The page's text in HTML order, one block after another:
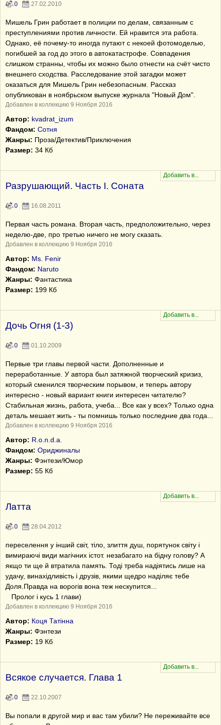
0 27.02.2010
Мишель Грин работает в полиции по делам, связанным с
преступлениями против личности. Ей нравится эта работа.
Однако, её почему-то иногда путают с некоей фотомоделью,
погибшей за год до этого в автокатастрофе. Совпадения
слишком странны, чтобы их можно было отнести на счёт чисто
внешнего сходства. Расследование этой загадки может
оказаться для Мишель Грин небезопасным. Рассказ
опубликован в ноябрьском выпуске журнала "Новый Дом".
Добавлен в коллекцию 9 Ноября 2016
Автор: kvadrat_izum
Фандом: Сотня
Жанры: Проза/Детектив/Приключения
Размер: 34 Кб
Разрушающий. Часть I. Соната
0 16.08.2011
Первая часть романа. Вторая часть, предположительно, через
неделю-две, про третью ничего не могу сказать.
Добавлен в коллекцию 9 Ноября 2016
Автор: Ms. Fenir
Фандом: Naruto
Жанры: Фантастика
Размер: 199 Кб
Дочь Огня (1-3)
0 01.10.2009
Первые три главы первой части. Дополненные и
переработанные. У автора был затяжной творческий кризиз,
который сменился творческим порывом, и теперь автору
интересно - новый вариант книги интересен читателю?
Стабильная жизнь, работа, учеба... Все как у всех? Только одна
деталь мешает жить - ты помнишь только последние два года...
Добавлен в коллекцию 9 Ноября 2016
Автор: R.o.n.d.a.
Фандом: Ориджиналы
Жанры: Фэнтези/Юмор
Размер: 55 Кб
Латта
0 28.04.2012
переселення у iнший свiт, тiло, злиття душ, порятунок свiту i
вимираючi види магiчних iстот. незабагато на бiдну голову? А
якщо ти ще й втратила память. Тодi треба надiятись лише на
удачу, винахiдливiсть i друзiв, якими щедро надiляє тебе
Доля.Правда на ворогiв вона теж нескупится...
Пролог i кусь 1 глави)
Добавлен в коллекцию 9 Ноября 2016
Автор: Коця Татiнна
Жанры: Фэнтези
Размер: 19 Кб
Всякое случается. Глава 1
0 22.10.2007
Вы попали в другой мир и вас там убили? Не переживайте все